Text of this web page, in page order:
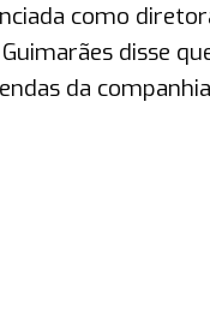
como
disse
da